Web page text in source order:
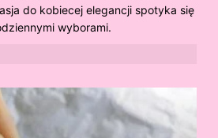
do kobiecej elegancji spotyka się
wyborami.